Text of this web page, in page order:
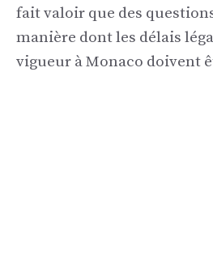
fait valoir que des
manière dont les délais
vigueur à Monaco doivent